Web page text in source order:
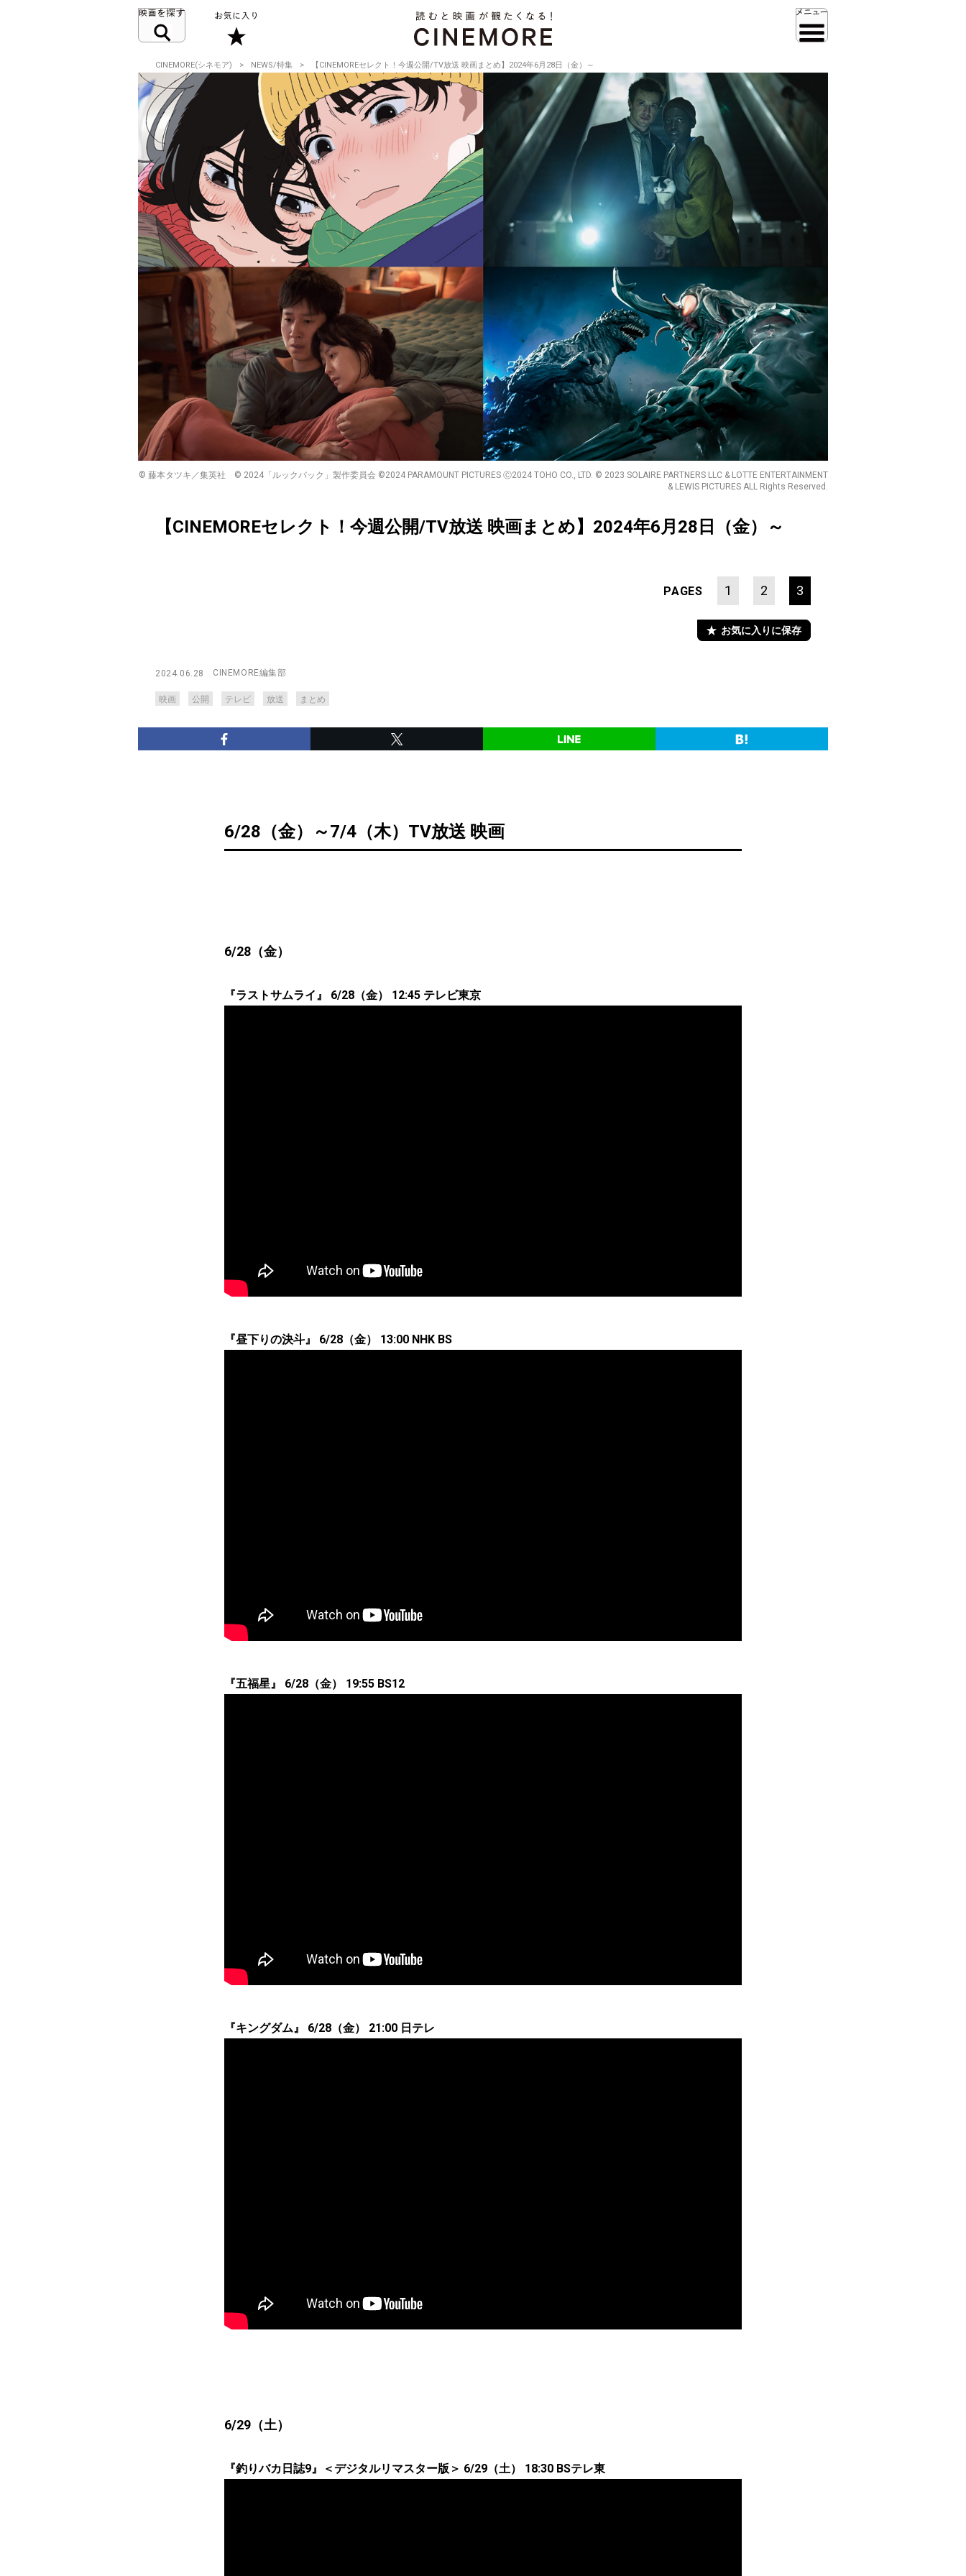
CINEMORE(シネモア) NEWS/特集 【CINEMOREセレクト！今週公開/TV放送 映画まとめ】2024年6月28日（金）～
© 藤本タツキ／集英社 © 2024「ルックバック」製作委員会 ©2024 PARAMOUNT PICTURES Ⓒ2024 TOHO CO., LTD. © 2023 SOLAIRE PARTNERS LLC & LOTTE ENTERTAINMENT
& LEWIS PICTURES ALL Rights Reserved.
【CINEMOREセレクト！今週公開/TV放送 映画まとめ】2024年6月28日（金）～
PAGES 1 2 3
お気に入りに保存
2024.06.28 CINEMORE編集部
映画 公開 テレビ 放送 まとめ
6/28（金）～7/4（木）TV放送 映画
6/28（金）
『ラストサムライ』 6/28（金） 12:45 テレビ東京
『昼下りの決斗』 6/28（金） 13:00 NHK BS
『五福星』 6/28（金） 19:55 BS12
『キングダム』 6/28（金） 21:00 日テレ
6/29（土）
『釣りバカ日誌9』＜デジタルリマスター版＞ 6/29（土） 18:30 BSテレ東